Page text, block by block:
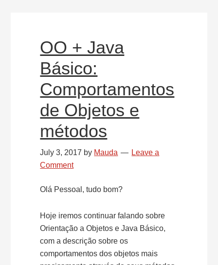
OO + Java
Básico:
Comportamentos
de Objetos e
métodos
July 3, 2017 by Mauda
Leave a
Comment
Olá Pessoal, tudo bom?
Hoje iremos continuar falando sobre
Orientação a Objetos e Java Básico,
com a descrição sobre os
comportamentos dos objetos mais